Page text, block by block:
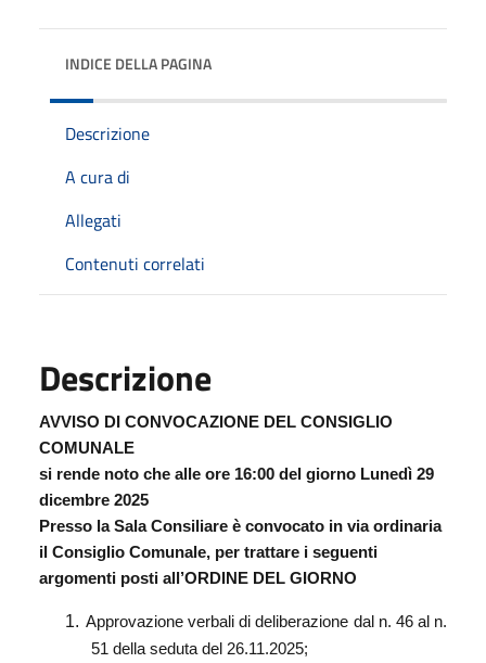
INDICE DELLA PAGINA
Descrizione
A cura di
Allegati
Contenuti correlati
Descrizione
AVVISO DI CONVOCAZIONE DEL CONSIGLIO
COMUNALE
si rende noto che alle ore 16:00 del giorno Lunedì 29
dicembre 2025
Presso la Sala Consiliare è convocato in via ordinaria
il Consiglio Comunale, per trattare i seguenti
argomenti posti all’ORDINE DEL GIORNO
1. Approvazione verbali di deliberazione dal n. 46 al n.
51 della seduta del 26.11.2025;